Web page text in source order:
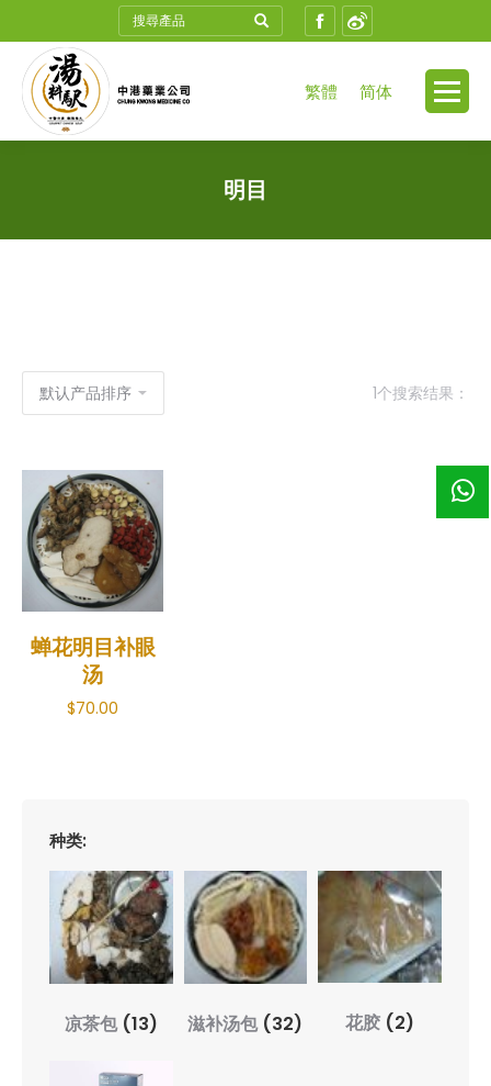
Search: Facebook
繁體 简体
明目
1个搜索结果：
蝉花明目补眼
汤
$70.00
种类:
凉茶包 (13) 滋补汤包 (32) 花胶 (2)